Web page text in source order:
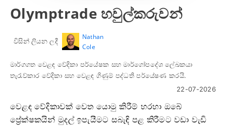
Olymptrade හවුල්කරුවන්
විසින් ලියන ලදී
Nathan
Cole
මාර්ගගත වෙළඳ වේදිකා පර්යේෂක සහ මාර්ගෝපදේශ ලේඛකයා
තැරැව්කාර වේදිකා සහ වෙළඳ ගිණුම් පද්ධති පර්යේෂණ කරයි.
22-07-2026
වෙළඳ වේදිකාවක් වෙත යොමු කිරීම් හරහා ඔබේ
ප්‍රේක්ෂකයින් මුදල් ඉපැයීමට සබැඳි පළ කිරීමට වඩා වැඩි